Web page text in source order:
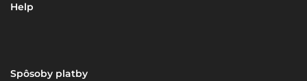
Help
Spôsoby platby